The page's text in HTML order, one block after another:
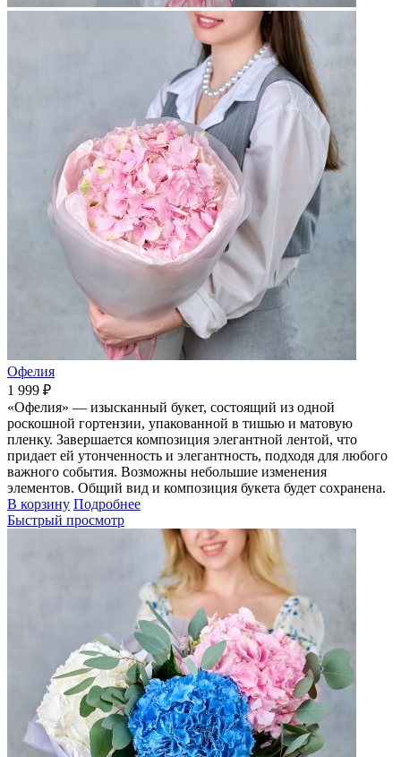
Офелия
1 999 ₽
«Офелия» — изысканный букет, состоящий из одной
роскошной гортензии, упакованной в тишью и матовую
пленку. Завершается композиция элегантной лентой, что
придает ей утонченность и элегантность, подходя для любого
важного события. Возможны небольшие изменения
элементов. Общий вид и композиция букета будет сохранена.
В корзину Подробнее
Быстрый просмотр